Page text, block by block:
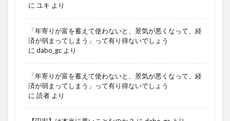
に ユキ より
「年寄りが富を蓄えて使わないと、景気が悪くなって、経
済が弱まってしまう」って有り得ないでしょう
に dabo_gc より
「年寄りが富を蓄えて使わないと、景気が悪くなって、経
済が弱まってしまう」って有り得ないでしょう
に 読者 より